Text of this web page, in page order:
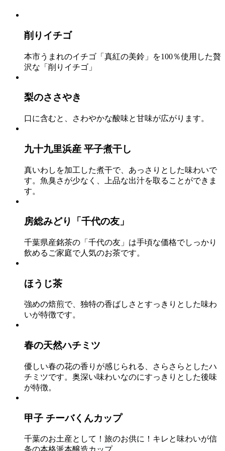
削りイチゴ
本市うまれのイチゴ「真紅の美鈴」を100％使用した贅
沢な「削りイチゴ」
梨のささやき
口に含むと、さわやかな酸味と甘味が広がります。
九十九里浜産 平子煮干し
真いわしを加工した煮干で、あっさりとした味わいで
す。魚臭さが少なく、上品な出汁を取ることができま
す。
房総みどり「千代の友」
千葉県産銘茶の「千代の友」は手頃な価格でしっかり
飲めるご家庭で人気のお茶です。
ほうじ茶
強めの焙煎で、独特の香ばしさとすっきりとした味わ
いが特徴です。
春の天然ハチミツ
優しい春の花の香りが感じられる、さらさらとしたハ
チミツです。奥深い味わいなのにすっきりとした後味
が特徴。
甲子 チーバくんカップ
千葉のお土産として！旅のお供に！キレと味わいが信